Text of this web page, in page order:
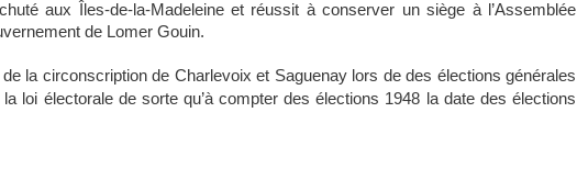
aux Îles-de-la-Madeleine et réussit à conserver un siège à l’Assemblée
de Lomer Gouin.
la circonscription de Charlevoix et Saguenay lors de des élections générales
loi électorale de sorte qu’à compter des élections 1948 la date des élections